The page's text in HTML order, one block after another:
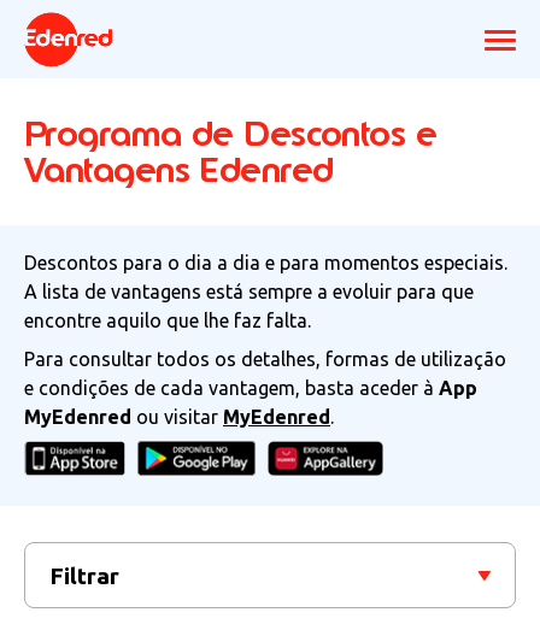
Programa de Descontos e
Vantagens Edenred
Descontos para o dia a dia e para momentos especiais.
A lista de vantagens está sempre a evoluir para que
encontre aquilo que lhe faz falta.
Para consultar todos os detalhes, formas de utilização
e condições de cada vantagem, basta aceder à App
MyEdenred ou visitar MyEdenred.
Filtrar